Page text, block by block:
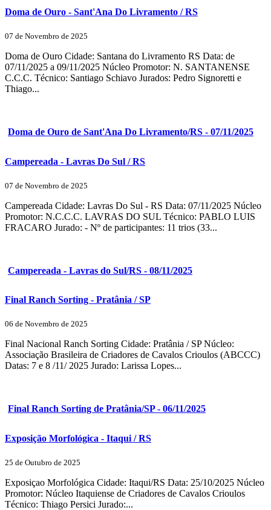
Doma de Ouro - Sant'Ana Do Livramento / RS
07 de Novembro de 2025
Doma de Ouro Cidade: Santana do Livramento RS Data: de
07/11/2025 a 09/11/2025 Núcleo Promotor: N. SANTANENSE
C.C.C. Técnico: Santiago Schiavo Jurados: Pedro Signoretti e
Thiago...
Doma de Ouro de Sant'Ana Do Livramento/RS - 07/11/2025
Campereada - Lavras Do Sul / RS
07 de Novembro de 2025
Campereada Cidade: Lavras Do Sul - RS Data: 07/11/2025 Núcleo
Promotor: N.C.C.C. LAVRAS DO SUL Técnico: PABLO LUIS
FRACARO Jurado: - Nº de participantes: 11 trios (33...
Campereada - Lavras do Sul/RS - 08/11/2025
Final Ranch Sorting - Pratânia / SP
06 de Novembro de 2025
Final Nacional Ranch Sorting Cidade: Pratânia / SP Núcleo:
Associação Brasileira de Criadores de Cavalos Crioulos (ABCCC)
Datas: 7 e 8 /11/ 2025 Jurado: Larissa Lopes...
Final Ranch Sorting de Pratânia/SP - 06/11/2025
Exposição Morfológica - Itaqui / RS
25 de Outubro de 2025
Exposiçao Morfológica Cidade: Itaqui/RS Data: 25/10/2025 Núcleo
Promotor: Núcleo Itaquiense de Criadores de Cavalos Crioulos
Técnico: Thiago Persici Jurado:...